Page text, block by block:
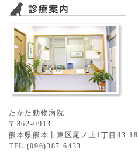
たかた動物病院
〒862-0913
熊本県熊本市東区尾ノ上1丁目43-18
TEL:(096)387-6433